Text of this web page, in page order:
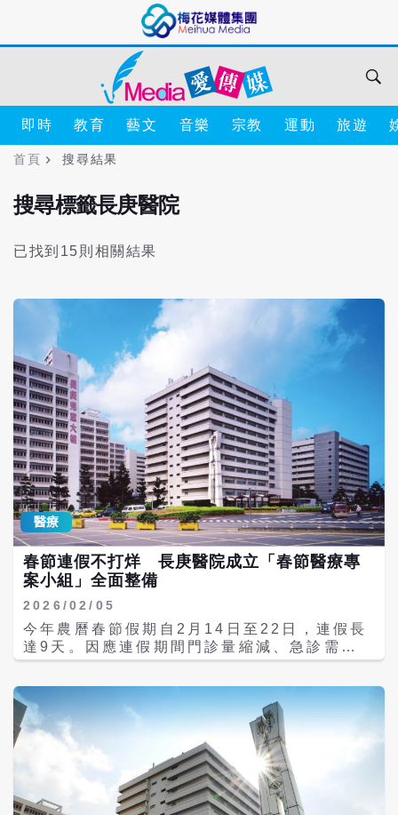
即時 教育 藝文 音樂 宗教 運動 旅遊
首頁 搜尋結果
搜尋標籤長庚醫院
已找到15則相關結果
醫療
春節連假不打烊 長庚醫院成立「春節醫療專
案小組」全面整備
2026/02/05
今年農曆春節假期自2月14日至22日，連假長
達9天。因應連假期間門診量縮減、急診需求
可能攀升，長庚醫療體系各院區已於1月成立
透過人力調度、院際合作及門急診分流等措
施，確保春節期間醫療服務穩定運作。 長庚醫
院指出，長庚醫療體系院區遍及基隆、台北、
新北、桃園、台中、雲林、嘉義及高雄等地，
全年服務門診約969萬人次、急診56萬人次、
住院30萬人次，是全台重要醫療照護體系之
一。春節連假期間，急診壓力相對增加，需提